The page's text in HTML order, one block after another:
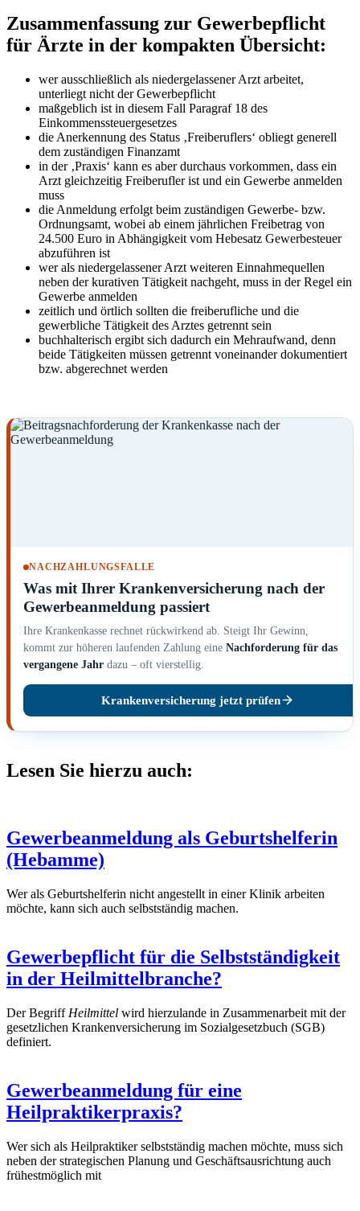
Zusammenfassung zur Gewerbepflicht
für Ärzte in der kompakten Übersicht:
wer ausschließlich als niedergelassener Arzt arbeitet,
unterliegt nicht der Gewerbepflicht
maßgeblich ist in diesem Fall Paragraf 18 des
Einkommenssteuergesetzes
die Anerkennung des Status ‚Freiberuflers‘ obliegt generell
dem zuständigen Finanzamt
in der ‚Praxis‘ kann es aber durchaus vorkommen, dass ein
Arzt gleichzeitig Freiberufler ist und ein Gewerbe anmelden
muss
die Anmeldung erfolgt beim zuständigen Gewerbe- bzw.
Ordnungsamt, wobei ab einem jährlichen Freibetrag von
24.500 Euro in Abhängigkeit vom Hebesatz Gewerbesteuer
abzuführen ist
wer als niedergelassener Arzt weiteren Einnahmequellen
neben der kurativen Tätigkeit nachgeht, muss in der Regel ein
Gewerbe anmelden
zeitlich und örtlich sollten die freiberufliche und die
gewerbliche Tätigkeit des Arztes getrennt sein
buchhalterisch ergibt sich dadurch ein Mehraufwand, denn
beide Tätigkeiten müssen getrennt voneinander dokumentiert
bzw. abgerechnet werden
NACHZAHLUNGSFALLE
Was mit Ihrer Krankenversicherung nach der
Gewerbeanmeldung passiert
Ihre Krankenkasse rechnet rückwirkend ab. Steigt Ihr Gewinn,
kommt zur höheren laufenden Zahlung eine Nachforderung für das
vergangene Jahr dazu – oft vierstellig.
Krankenversicherung jetzt prüfen
Lesen Sie hierzu auch:
Gewerbeanmeldung als Geburtshelferin
(Hebamme)
Wer als Geburtshelferin nicht angestellt in einer Klinik arbeiten
möchte, kann sich auch selbstständig machen.
Gewerbepflicht für die Selbstständigkeit
in der Heilmittelbranche?
Der Begriff Heilmittel wird hierzulande in Zusammenarbeit mit der
gesetzlichen Krankenversicherung im Sozialgesetzbuch (SGB)
definiert.
Gewerbeanmeldung für eine
Heilpraktikerpraxis?
Wer sich als Heilpraktiker selbstständig machen möchte, muss sich
neben der strategischen Planung und Geschäftsausrichtung auch
frühestmöglich mit